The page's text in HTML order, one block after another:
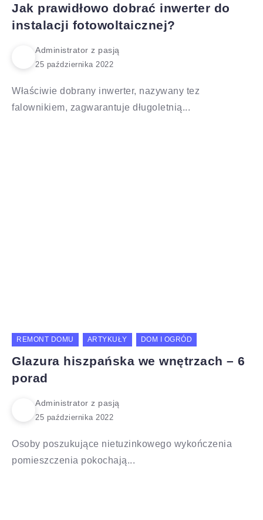
Jak prawidłowo dobrać inwerter do
instalacji fotowoltaicznej?
Administrator z pasją
Właściwie dobrany inwerter, nazywany tez
falownikiem, zagwarantuje długoletnią...
REMONT DOMU ARTYKUŁY DOM I OGRÓD
Glazura hiszpańska we wnętrzach – 6
porad
Administrator z pasją
Osoby poszukujące nietuzinkowego wykończenia
pomieszczenia pokochają...